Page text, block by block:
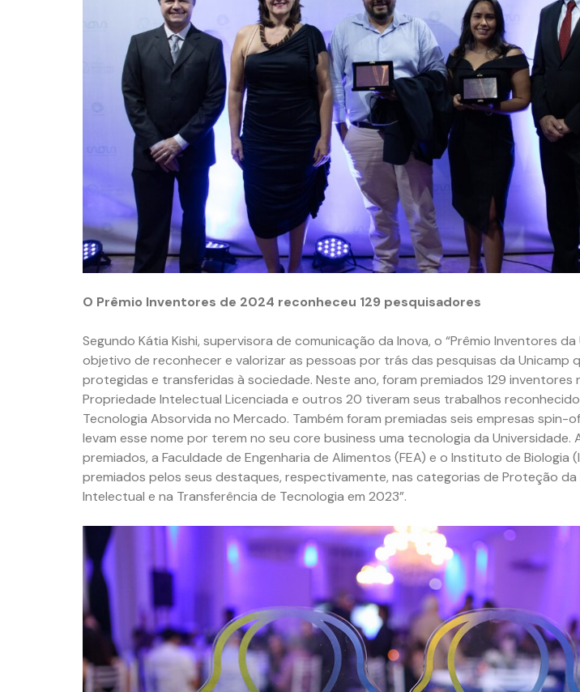
O Prêmio Inventores de 2024 reconheceu 129 pesquisadores
Segundo Kátia Kishi, supervisora de comunicação da Inova, o “Prêmio Inventores
objetivo de reconhecer e valorizar as pessoas por trás das pesquisas da Unicamp
protegidas e transferidas à sociedade. Neste ano, foram premiados 129 inventores
Propriedade Intelectual Licenciada e outros 20 tiveram seus trabalhos
Tecnologia Absorvida no Mercado. Também foram premiadas seis empresas spin-
levam esse nome por terem no seu core business uma tecnologia da Universidade.
premiados, a Faculdade de Engenharia de Alimentos (FEA) e o Instituto de Biologia
premiados pelos seus destaques, respectivamente, nas categorias de Proteção
Intelectual e na Transferência de Tecnologia em 2023”.